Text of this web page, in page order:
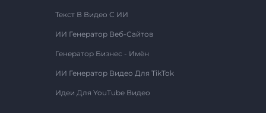
Текст В Видео С ИИ
ИИ Генератор Веб-Сайтов
Генератор Бизнес - Имён
ИИ Генератор Видео Для TikTok
Идеи Для YouTube Видео